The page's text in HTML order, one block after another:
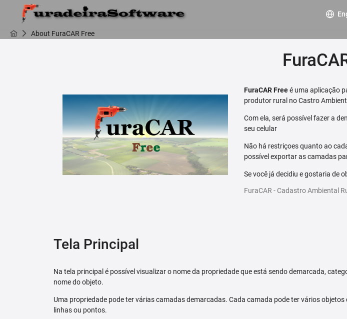
About FuraCAR Free
FuraCAR Freeé uma aplicação
produtor rural no Castro
Com ela, será possível fazer a
seu celular
Não há restriçoes quanto ao
possível exportar as camadas
Se você já decidiu e gostaria de
FuraCAR - Cadastro Ambiental
Tela Principal
Na tela principal é possível visualizar o nome da propriedade que está sendo demarcada,
nome do objeto.
Uma propriedade pode ter várias camadas demarcadas. Cada camada pode ter vários objetos
linhas ou pontos.